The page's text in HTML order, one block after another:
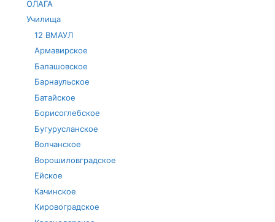
ОЛАГА
Училища
12 ВМАУЛ
Армавирское
Балашовское
Барнаульское
Батайское
Борисоглебское
Бугурусланское
Волчанское
Ворошиловградское
Ейское
Качинское
Кировоградское